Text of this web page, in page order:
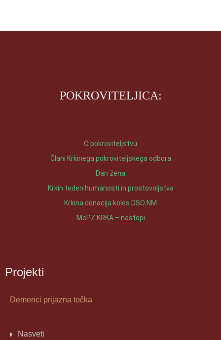
POKROVITELJICA:
O pokroviteljstvu
Člani Krkinega pokroviteljskega odbora
Dan žena
Krkin teden humanosti in prostovoljstva
Krkina donacija koles DSO NM
MePZ KRKA – nastopi
Projekti
Demenci prijazna točka
Nasveti